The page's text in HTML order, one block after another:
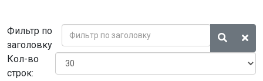
Фильтр по
заголовку
Кол-во
строк: